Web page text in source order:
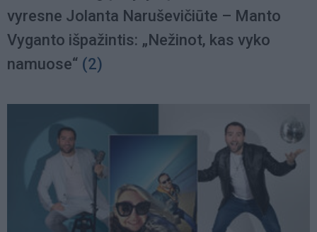
vyresne Jolanta Naruševičiūte – Manto
Vyganto išpažintis: „Nežinot, kas vyko
namuose“ (2)